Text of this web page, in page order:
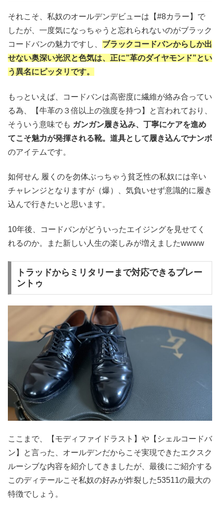
それこそ、私奴のオールデンデビューは【#8カラー】で
したが、一度気になっちゃうと忘れられないのがブラック
コードバンの魅力ですし、 ブラックコードバンからしか出
せない奥深い光沢と色気は、正に”革のダイヤモンド”とい
う異名にピッタリです。
もっといえば、コードバンは高密度に繊維が絡み合ってい
る為、【牛革の３倍以上の強度を持つ】と言われており、
そういう意味でも ガンガン履き込み、丁寧にケアを進め
てこそ魅力が発揮される靴。 道具として履き込んでナンボ
のアイテムです。
如何せん 履くのを勿体ぶっちゃう貧乏性の私奴には辛い
チャレンジとなりますが（爆）、気負いせず意識的に履き
込んで行きたいと思います。
10年後、コードバンがどういったエイジングを見せてく
れるのか。また新しい人生の楽しみが増えましたwwww
トラッドからミリタリーまで対応できるプレー
ントゥ
ここまで、【モディファイドラスト】や【シェルコードバ
ン】と言った、オールデンだからこそ実現できたエクスク
ルーシブな内容を紹介してきましたが、最後にご紹介する
このディテールこそ私奴の好みが炸裂した53511の最大の
特徴でしょう。